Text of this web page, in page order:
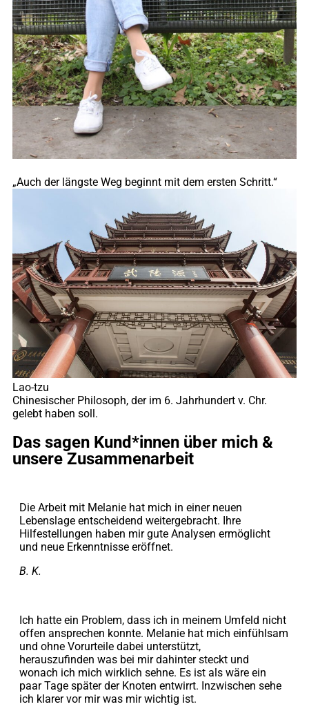
„Auch der längste Weg beginnt mit dem ersten Schritt.“
Lao-tzu
Chinesischer Philosoph, der im 6. Jahrhundert v. Chr.
gelebt haben soll.
Das sagen Kund*innen über mich &
unsere Zusammenarbeit
Die Arbeit mit Melanie hat mich in einer neuen
Lebenslage entscheidend weitergebracht. Ihre
Hilfestellungen haben mir gute Analysen ermöglicht
und neue Erkenntnisse eröffnet.
B. K.
Ich hatte ein Problem, dass ich in meinem Umfeld nicht
offen ansprechen konnte. Melanie hat mich einfühlsam
und ohne Vorurteile dabei unterstützt,
herauszufinden was bei mir dahinter steckt und
wonach ich mich wirklich sehne. Es ist als wäre ein
paar Tage später der Knoten entwirrt. Inzwischen sehe
ich klarer vor mir was mir wichtig ist.